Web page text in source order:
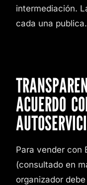
intermediación.
cada una publica.
ACUERDO
Para vender con
(consultado en
organizador